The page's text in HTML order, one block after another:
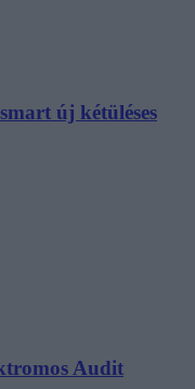
új kétüléses
Audit